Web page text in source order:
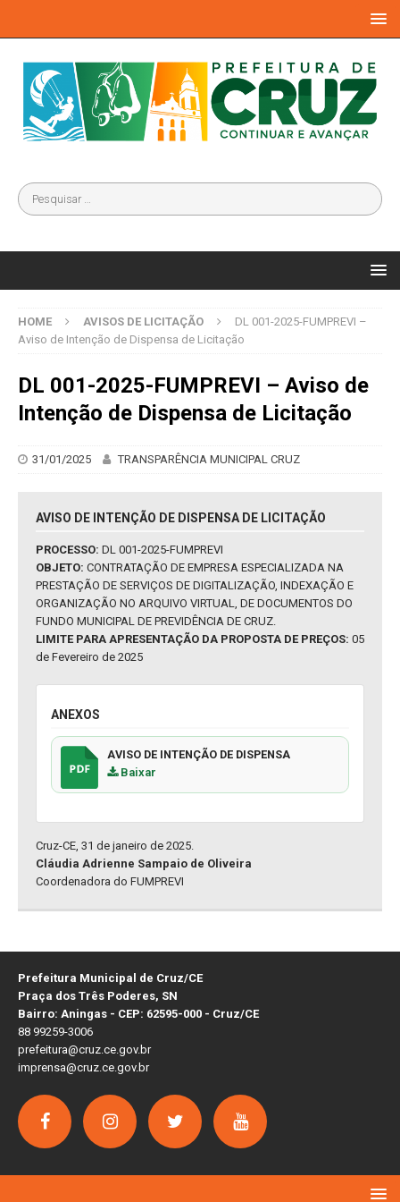
HOME AVISOS DE LICITAÇÃO
DL 001-2025-FUMPREVI –
Aviso de Intenção de Dispensa de Licitação
DL 001-2025-FUMPREVI – Aviso de
Intenção de Dispensa de Licitação
31/01/2025 TRANSPARÊNCIA MUNICIPAL CRUZ
AVISO DE INTENÇÃO DE DISPENSA DE LICITAÇÃO
PROCESSO: DL 001-2025-FUMPREVI
OBJETO: CONTRATAÇÃO DE EMPRESA ESPECIALIZADA NA
PRESTAÇÃO DE SERVIÇOS DE DIGITALIZAÇÃO, INDEXAÇÃO E
ORGANIZAÇÃO NO ARQUIVO VIRTUAL, DE DOCUMENTOS DO
FUNDO MUNICIPAL DE PREVIDÊNCIA DE CRUZ.
LIMITE PARA APRESENTAÇÃO DA PROPOSTA DE PREÇOS: 05
de Fevereiro de 2025
ANEXOS
AVISO DE INTENÇÃO DE DISPENSA
Baixar
Cruz-CE, 31 de janeiro de 2025.
Cláudia Adrienne Sampaio de Oliveira
Coordenadora do FUMPREVI
Prefeitura Municipal de Cruz/CE
Praça dos Três Poderes, SN
Bairro: Aningas - CEP: 62595-000 - Cruz/CE
88 99259-3006
prefeitura@cruz.ce.gov.br
imprensa@cruz.ce.gov.br